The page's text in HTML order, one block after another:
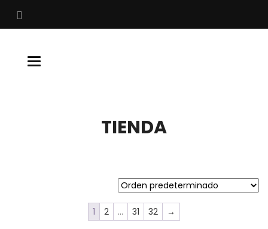
Toggle
TIENDA
1 2 … 31 32 →